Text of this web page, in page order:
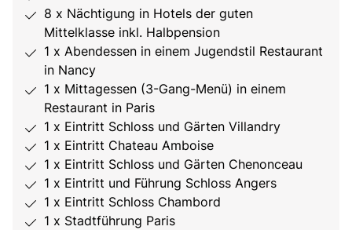
8 x Nächtigung in Hotels der guten
Mittelklasse inkl. Halbpension
1 x Abendessen in einem Jugendstil Restaurant
in Nancy
1 x Mittagessen (3-Gang-Menü) in einem
Restaurant in Paris
1 x Eintritt Schloss und Gärten Villandry
1 x Eintritt Chateau Amboise
1 x Eintritt Schloss und Gärten Chenonceau
1 x Eintritt und Führung Schloss Angers
1 x Eintritt Schloss Chambord
1 x Stadtführung Paris